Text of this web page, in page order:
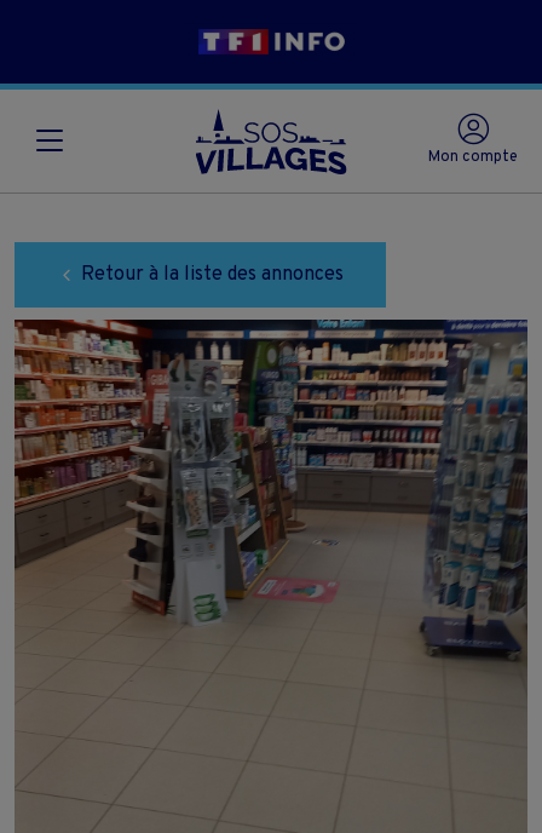
Mon compte
Retour à la liste des annonces